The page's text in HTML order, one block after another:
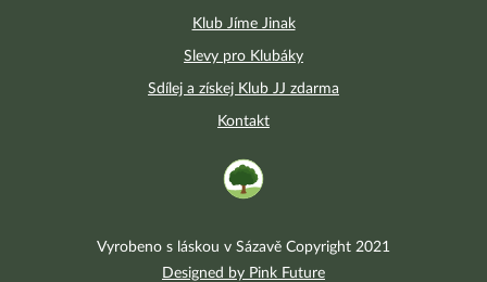
Klub Jíme Jinak
Slevy pro Klubáky
Sdílej a získej Klub JJ zdarma
Kontakt
Vyrobeno s láskou v Sázavě Copyright 2021
Designed by Pink Future